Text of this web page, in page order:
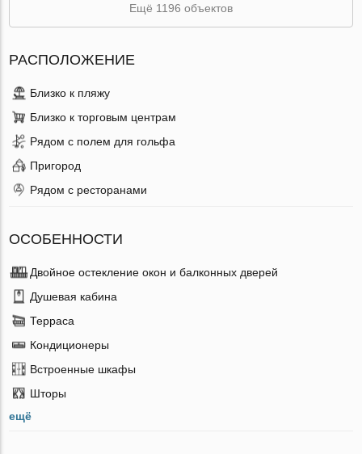
Ещё 1196 объектов
РАСПОЛОЖЕНИЕ
Близко к пляжу
Близко к торговым центрам
Рядом с полем для гольфа
Пригород
Рядом с ресторанами
ОСОБЕННОСТИ
Двойное остекление окон и балконных дверей
Душевая кабина
Терраса
Кондиционеры
Встроенные шкафы
Шторы
ещё